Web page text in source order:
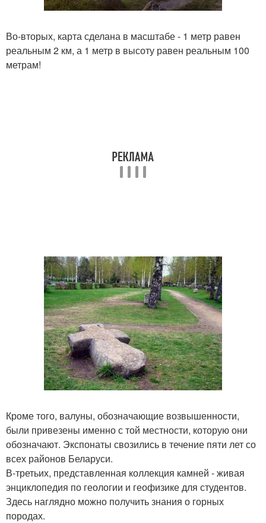
Во-вторых, карта сделана в масштабе - 1 метр равен
реальным 2 км, а 1 метр в высоту равен реальным 100
метрам!
Кроме того, валуны, обозначающие возвышенности,
были привезены именно с той местности, которую они
обозначают. Экспонаты свозились в течение пяти лет со
всех районов Беларуси.
В-третьих, представленная коллекция камней - живая
энциклопедия по геологии и геофизике для студентов.
Здесь наглядно можно получить знания о горных
породах.